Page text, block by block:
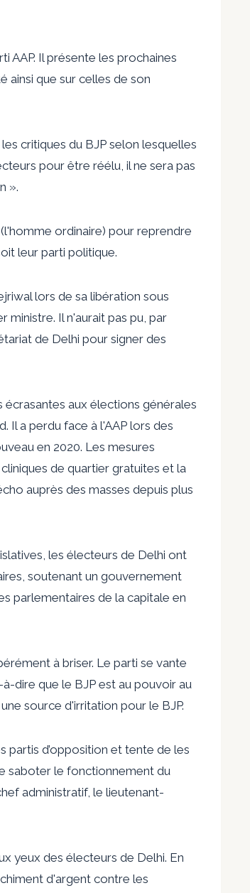
AAP. Il présente les prochaines
ainsi que sur celles de son
critiques du BJP selon lesquelles
pour être réélu, il ne sera pas
».
ordinaire) pour reprendre
leur parti politique.
lors de sa libération sous
ministre. Il n'aurait pas pu, par
de Delhi pour signer des
aux élections générales
Il a perdu face à l'AAP lors des
en 2020. Les mesures
de quartier gratuites et la
auprès des masses depuis plus
les électeurs de Delhi ont
soutenant un gouvernement
parlementaires de la capitale en
à briser. Le parti se vante
dire que le BJP est au pouvoir au
source d'irritation pour le BJP.
partis d’opposition et tente de les
saboter le fonctionnement du
administratif, le lieutenant-
yeux des électeurs de Delhi. En
d'argent contre les